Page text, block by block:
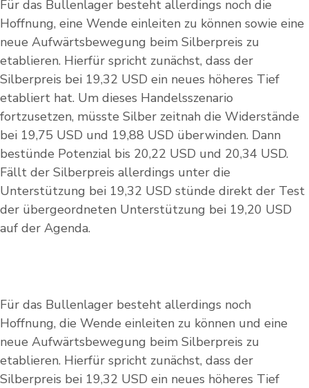
Für das Bullenlager besteht allerdings noch die
Hoffnung, eine Wende einleiten zu können sowie eine
neue Aufwärtsbewegung beim Silberpreis zu
etablieren. Hierfür spricht zunächst, dass der
Silberpreis bei 19,32 USD ein neues höheres Tief
etabliert hat. Um dieses Handelsszenario
fortzusetzen, müsste Silber zeitnah die Widerstände
bei 19,75 USD und 19,88 USD überwinden. Dann
bestünde Potenzial bis 20,22 USD und 20,34 USD.
Fällt der Silberpreis allerdings unter die
Unterstützung bei 19,32 USD stünde direkt der Test
der übergeordneten Unterstützung bei 19,20 USD
auf der Agenda.
Für das Bullenlager besteht allerdings noch
Hoffnung, die Wende einleiten zu können und eine
neue Aufwärtsbewegung beim Silberpreis zu
etablieren. Hierfür spricht zunächst, dass der
Silberpreis bei 19,32 USD ein neues höheres Tief